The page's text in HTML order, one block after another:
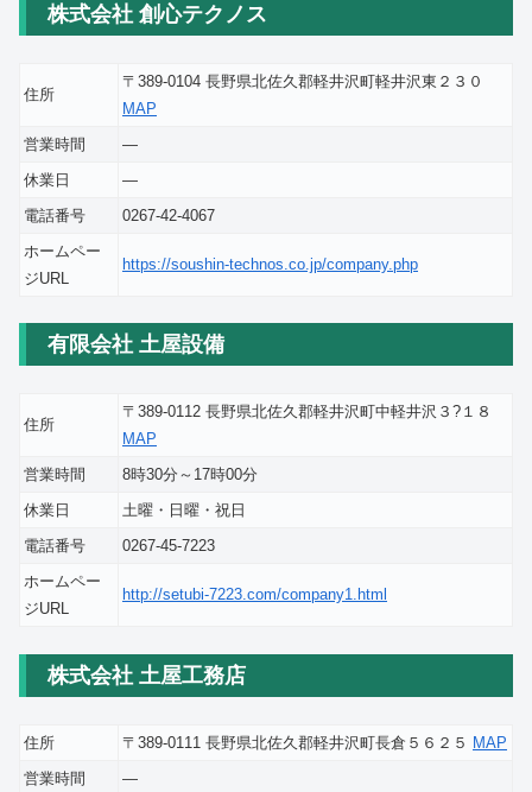
株式会社 創心テクノス
住所
〒389-0104 長野県北佐久郡軽井沢町軽井沢東２３０
MAP
営業時間
―
休業日
―
電話番号
0267-42-4067
ホームペー
ジURL
https://soushin-technos.co.jp/company.php
有限会社 土屋設備
住所
〒389-0112 長野県北佐久郡軽井沢町中軽井沢３?１８
MAP
営業時間
8時30分～17時00分
休業日
土曜・日曜・祝日
電話番号
0267-45-7223
ホームペー
ジURL
http://setubi-7223.com/company1.html
株式会社 土屋工務店
住所 〒389-0111 長野県北佐久郡軽井沢町長倉５６２５ MAP
営業時間
―